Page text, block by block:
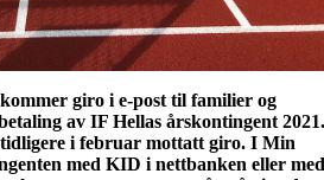
giro i e-post til familier og
av IF Hellas årskontingent 2021.
i februar mottatt giro. I Min
med KID i nettbanken eller med